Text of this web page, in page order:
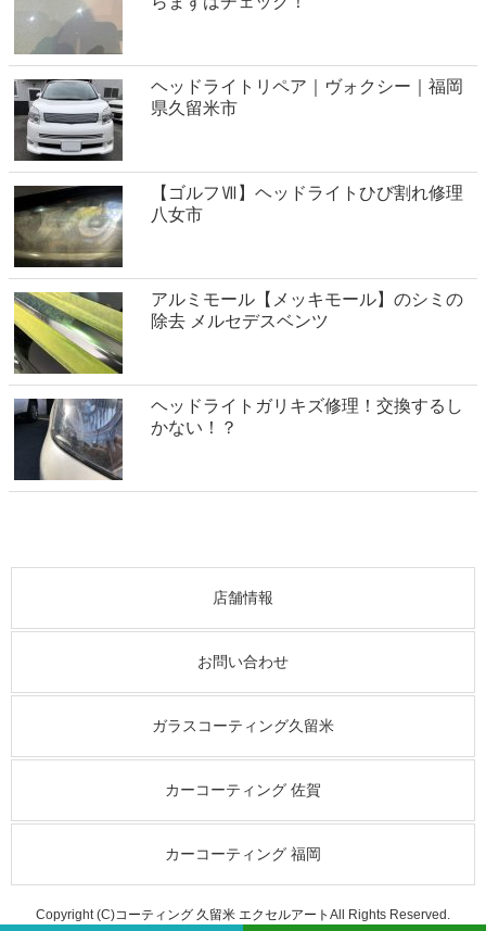
ヘッドライトリペア｜ヴォクシー｜福岡
県久留米市
【ゴルフⅦ】ヘッドライトひび割れ修理
八女市
アルミモール【メッキモール】のシミの
除去 メルセデスベンツ
ヘッドライトガリキズ修理！交換するし
かない！？
店舗情報
お問い合わせ
ガラスコーティング久留米
カーコーティング 佐賀
カーコーティング 福岡
Copyright (C)コーティング 久留米 エクセルアート All Rights Reserved.